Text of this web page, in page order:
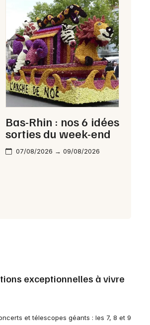
Bas-Rhin : nos 6 idées
sorties du week-end
07/08/2026 → 09/08/2026
exceptionnelles à vivre
et télescopes géants : les 7, 8 et 9